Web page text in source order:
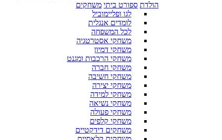
הולדת ספורט ביתי משחקים
לגו ופליימוביל
לומדים אנגלית
לכל המשפחה
משחקי אסטרטגיה
משחקי דמיון
משחקי הרכבות ומגנט
משחקי חברה
משחקי חשיבה
משחקי יצירה
משחקי למידה
משחקי נשיאה
משחקי פעולה
משחקי קלפים
משחקים דידקטיים